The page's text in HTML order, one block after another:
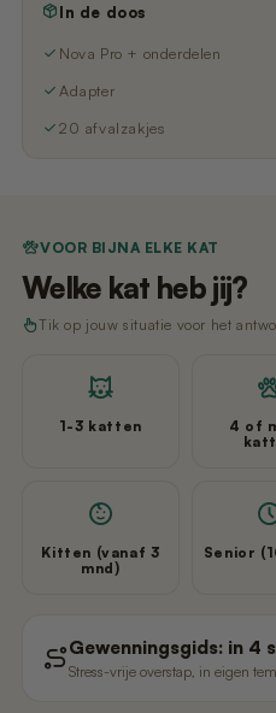
In de doos
Nova Pro + onderdelen
Adapter
20 afvalzakjes
VOOR BIJNA ELKE KAT
Welke kat heb jij?
Tik op jouw situatie voor het
1-3 katten
4 of
Kitten (vanaf 3
mnd)
Senior
Gewenningsgids: in 4
Stress-vrije overstap, in eigen